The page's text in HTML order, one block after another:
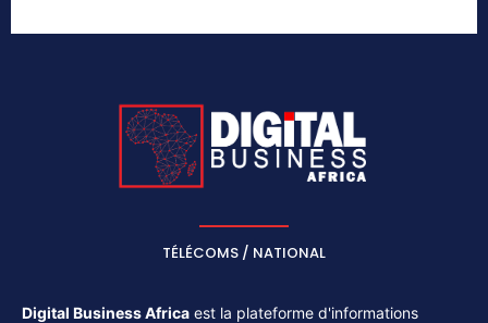
TÉLÉCOMS / NATIONAL
Digital Business Africa est la plateforme d'informations